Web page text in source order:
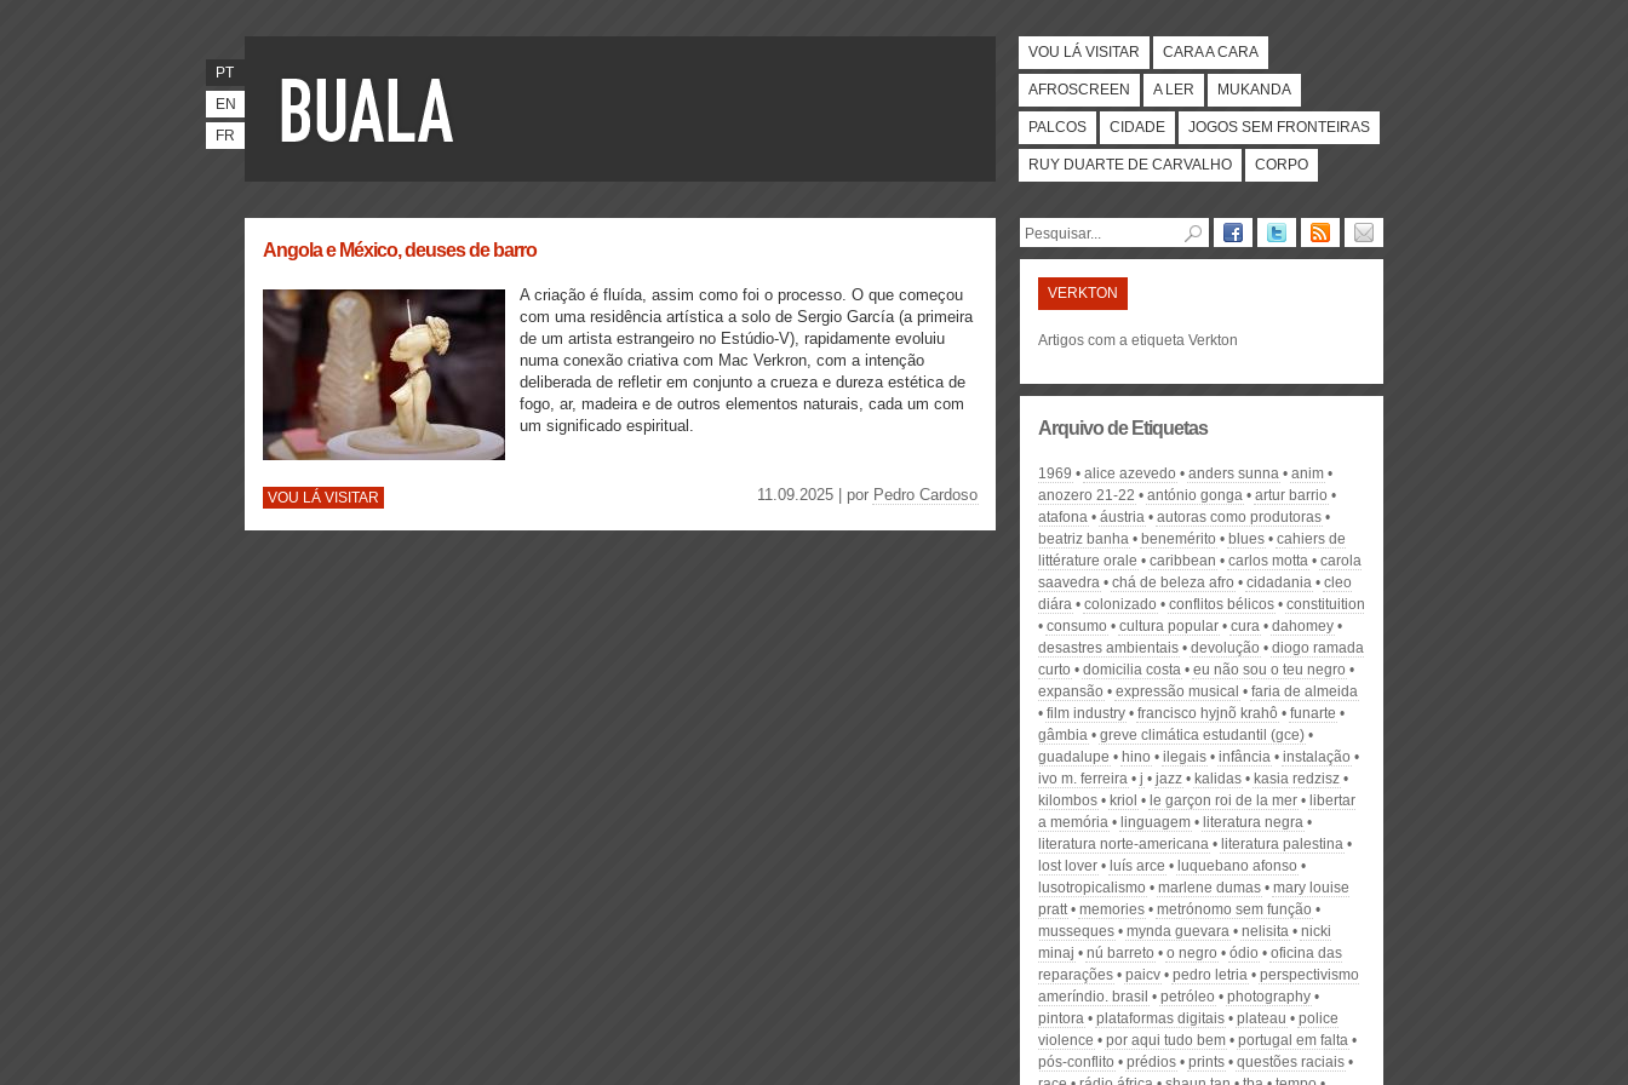
PT
EN
FR
VOU LÁ VISITAR CARA A CARA
AFROSCREEN A LER MUKANDA
PALCOS CIDADE JOGOS SEM FRONTEIRAS
RUY DUARTE DE CARVALHO CORPO
Angola e México, deuses de barro
A criação é fluída, assim como foi o processo. O que começou
com uma residência artística a solo de Sergio García (a primeira
de um artista estrangeiro no Estúdio-V), rapidamente evoluiu
numa conexão criativa com Mac Verkron, com a intenção
deliberada de refletir em conjunto a crueza e dureza estética de
fogo, ar, madeira e de outros elementos naturais, cada um com
um significado espiritual.
VOU LÁ VISITAR 11.09.2025 | por Pedro Cardoso
VERKTON
Artigos com a etiqueta Verkton
Arquivo de Etiquetas
1969 alice azevedo anders sunna
anim
anozero 21-22
antónio gonga
artur barrio
atafona
áustria
autoras como produtoras
beatriz banha
benemérito blues
cahiers de
littérature orale
caribbean carlos motta
carola
saavedra
chá de beleza afro cidadania
cleo
diára
colonizado conflitos bélicos
constituition
consumo
cultura popular cura
dahomey
desastres ambientais
devolução
diogo ramada
curto
domicilia costa
eu não sou o teu negro
expansão
expressão musical
faria de almeida
film industry
francisco hyjnõ krahô
funarte
gâmbia
greve climática estudantil (gce)
guadalupe
hino ilegais infância
instalação
ivo m. ferreira
j jazz kalidas
kasia redzisz
kilombos
kriol le garçon roi de la mer
libertar
a memória
linguagem
literatura negra
literatura norte-americana
literatura palestina
lost lover
luís arce
luquebano afonso
lusotropicalismo
marlene dumas
mary louise
pratt
memories
metrónomo sem função
musseques
mynda guevara nelisita
nicki
minaj
nú barreto o negro ódio
oficina das
reparações
paicv pedro letria
perspectivismo
ameríndio. brasil
petróleo
photography
pintora
plataformas digitais plateau
police
violence
por aqui tudo bem
portugal em falta
pós-conflito
prédios prints
questões raciais